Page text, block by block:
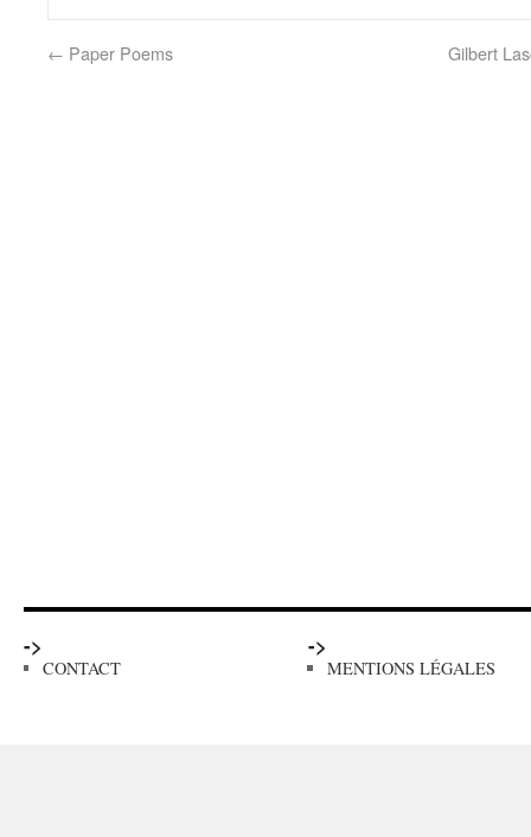
← Paper Poems Gilbert
->
CONTACT
->
MENTIONS LÉGALES